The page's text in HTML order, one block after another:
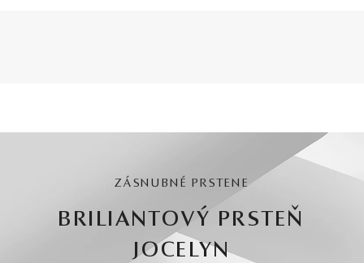
ZÁSNUBNÉ PRSTENE
BRILIANTOVÝ PRSTEŇ
JOCELYN